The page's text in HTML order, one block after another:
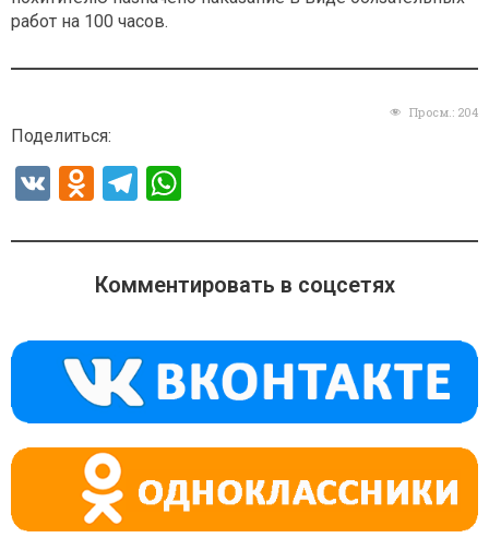
работ на 100 часов.
Просм.: 204
Поделиться:
V
O
n
o
a
ss
ni
ki
T
e
gr
m
at
s
p
p
Комментировать в соцсетях